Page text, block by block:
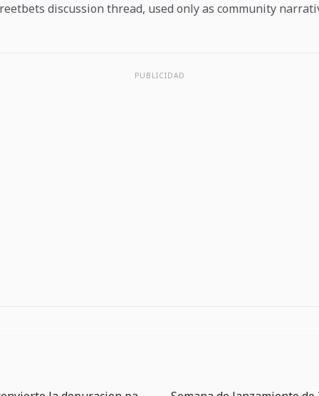
discussion thread, used only as community
PUBLICIDAD